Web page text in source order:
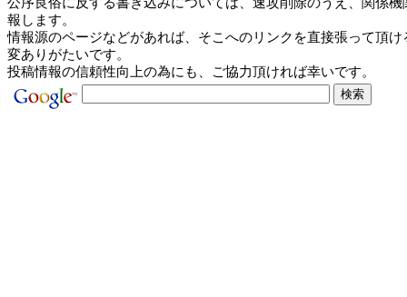
報します。
情報源のページなどがあれば、そこへのリンクを直接張って頂け
変ありがたいです。
投稿情報の信頼性向上の為にも、ご協力頂ければ幸いです。